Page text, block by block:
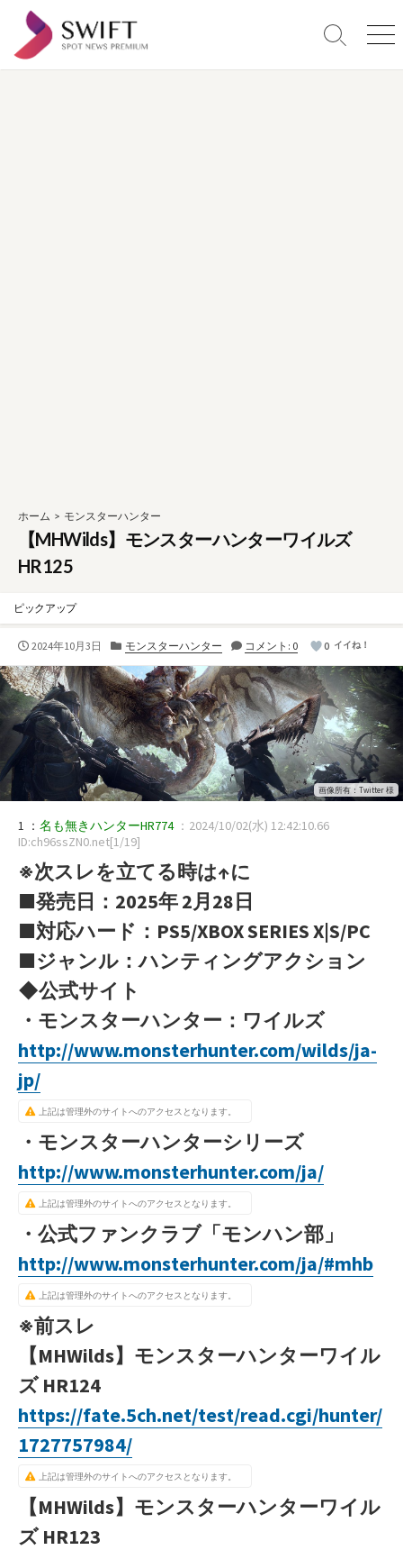
テ
検
メ
ホーム > モンスターハンター
【MHWilds】モンスターハンターワイルズ
HR125
ピックアップ
公
日
2024年10月3日
カ
ゴ
リ
ー
モンスターハンター コメント: 0 0 イイね！
画像所有：Twitter 様
1 ： 名も無きハンターHR774 ：2024/10/02(水) 12:42:10.66
ID:ch96ssZN0.net[1/19]
※次スレを立てる時は↑に
■発売日：2025年 2月28日
■対応ハード：PS5/XBOX SERIES X|S/PC
■ジャンル：ハンティングアクション
◆公式サイト
・モンスターハンター：ワイルズ
http://www.monsterhunter.com/wilds/ja-
jp/
上記は管理外のサイトへのアクセスとなります。
・モンスターハンターシリーズ
http://www.monsterhunter.com/ja/
上記は管理外のサイトへのアクセスとなります。
・公式ファンクラブ「モンハン部」
http://www.monsterhunter.com/ja/#mhb
上記は管理外のサイトへのアクセスとなります。
※前スレ
【MHWilds】モンスターハンターワイル
ズ HR124
https://fate.5ch.net/test/read.cgi/hunter/
1727757984/
上記は管理外のサイトへのアクセスとなります。
【MHWilds】モンスターハンターワイル
ズ HR123